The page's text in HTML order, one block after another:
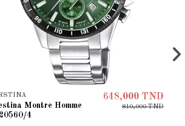
Montre Homme
4
648,000 TND
810,000 TND